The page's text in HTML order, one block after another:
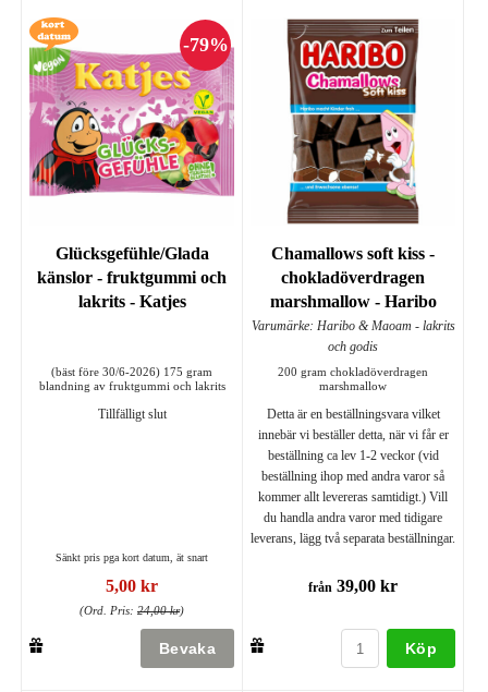
Glücksgefühle/Glada
känslor - fruktgummi och
lakrits - Katjes
(bäst före 30/6-2026) 175 gram
blandning av fruktgummi och lakrits
Tillfälligt slut
Sänkt pris pga kort datum, ät snart
5,00 kr
(Ord. Pris: 24,00 kr)
Chamallows soft kiss -
chokladöverdragen
marshmallow - Haribo
Varumärke: Haribo & Maoam - lakrits
och godis
200 gram chokladöverdragen
marshmallow
Detta är en beställningsvara vilket
innebär vi beställer detta, när vi får er
beställning ca lev 1-2 veckor (vid
beställning ihop med andra varor så
kommer allt levereras samtidigt.) Vill
du handla andra varor med tidigare
leverans, lägg två separata beställningar.
från 39,00 kr
Köp